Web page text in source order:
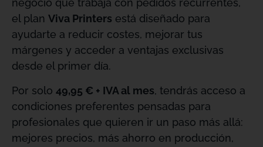
negocio que trabaja con pedidos recurrentes,
el plan Viva Printers está diseñado para
ayudarte a reducir costes, mejorar tus
márgenes y acceder a ventajas exclusivas
desde el primer día.
Por solo 49,95 € + IVA al mes, tendrás acceso a
condiciones preferentes pensadas para
profesionales que quieren ir un paso más allá:
mejores precios, más ahorro en producción,